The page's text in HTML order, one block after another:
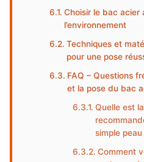
Choisir le bac acier
l’environnement
Techniques et
pour une pose
FAQ – Questions
et la pose du bac
Quelle est
simple peau
Comment